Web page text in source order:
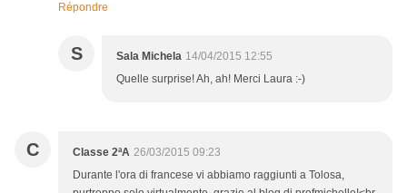
Répondre
S Sala Michela 14/04/2015 12:55
Quelle surprise! Ah, ah! Merci Laura :-)
C Classe 2ªA 26/03/2015 09:23
Durante l'ora di francese vi abbiamo raggiunti a Tolosa,